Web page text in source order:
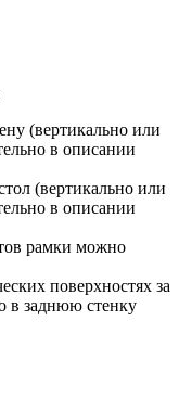
(вертикально или
в описании
(вертикально или
в описании
рамки можно
поверхностях за
в заднюю стенку